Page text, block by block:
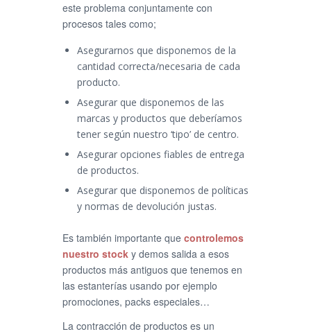
este problema conjuntamente con
procesos tales como;
Asegurarnos que disponemos de la
cantidad correcta/necesaria de cada
producto.
Asegurar que disponemos de las
marcas y productos que deberíamos
tener según nuestro ‘tipo’ de centro.
Asegurar opciones fiables de entrega
de productos.
Asegurar que disponemos de políticas
y normas de devolución justas.
Es también importante que controlemos
nuestro stock y demos salida a esos
productos más antiguos que tenemos en
las estanterías usando por ejemplo
promociones, packs especiales…
La contracción de productos es un